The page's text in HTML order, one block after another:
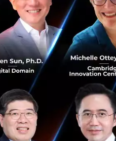
ปัจจุบันผู้ประกอบการขนาดเล็กและขนา
SMEs ในประเทศไทยมีจำนวนมากขึ้นเรื่
จะมีการบริหารจัดการด้านธุรกรรมการเงิ
ตนเอง ซึ่งอาจสร้างควา...
สิงหาคม 7, 2017| By
Techsauce Team
1
TMB ธนาคารทหารไ
9 คำแนะนำสำหรับผู้สร้างคอนเทนต์จ
Workpoint โครงการ AIS:
Leadership Program โดย